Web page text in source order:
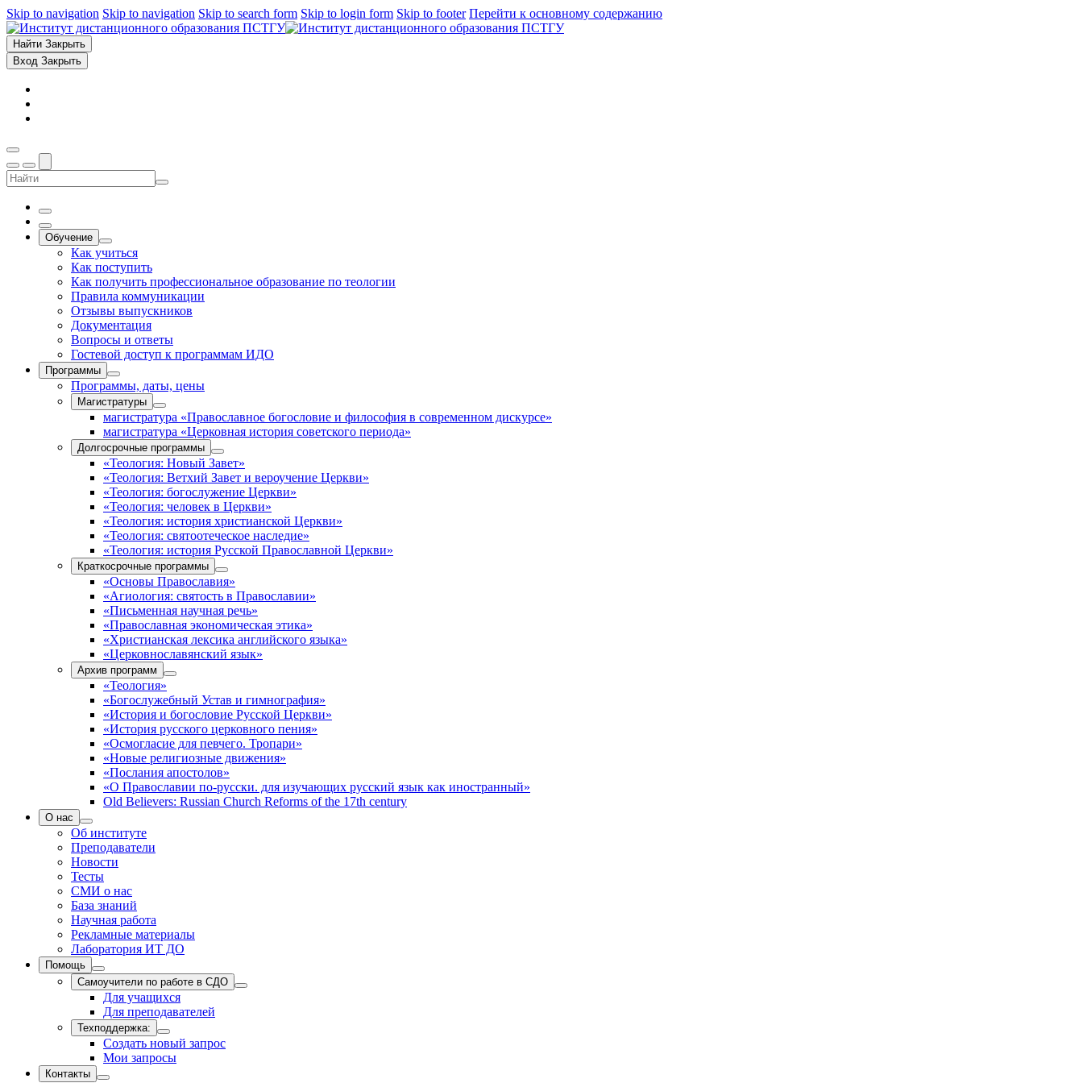
Skip to navigation Skip to navigation Skip to search form Skip to login form Skip to footer Перейти к основному содержанию
Найти Закрыть
Вход Закрыть
Обучение
Как учиться
Как поступить
Как получить профессиональное образование по теологии
Правила коммуникации
Отзывы выпускников
Документация
Вопросы и ответы
Гостевой доступ к программам ИДО
Программы
Программы, даты, цены
Магистратуры
магистратура «Православное богословие и философия в современном дискурсе»
магистратура «Церковная история советского периода»
Долгосрочные программы
«Теология: Новый Завет»
«Теология: Ветхий Завет и вероучение Церкви»
«Теология: богослужение Церкви»
«Теология: человек в Церкви»
«Теология: история христианской Церкви»
«Теология: святоотеческое наследие»
«Теология: история Русской Православной Церкви»
Краткосрочные программы
«Основы Православия»
«Агиология: святость в Православии»
«Письменная научная речь»
«Православная экономическая этика»
«Христианская лексика английского языка»
«Церковнославянский язык»
Архив программ
«Теология»
«Богослужебный Устав и гимнография»
«История и богословие Русской Церкви»
«История русского церковного пения»
«Осмогласие для певчего. Тропари»
«Новые религиозные движения»
«Послания апостолов»
«О Православии по-русски. для изучающих русский язык как иностранный»
Old Believers: Russian Church Reforms of the 17th century
О нас
Об институте
Преподаватели
Новости
Тесты
СМИ о нас
База знаний
Научная работа
Рекламные материалы
Лаборатория ИТ ДО
Помощь
Самоучители по работе в СДО
Для учащихся
Для преподавателей
Техподдержка:
Создать новый запрос
Мои запросы
Контакты